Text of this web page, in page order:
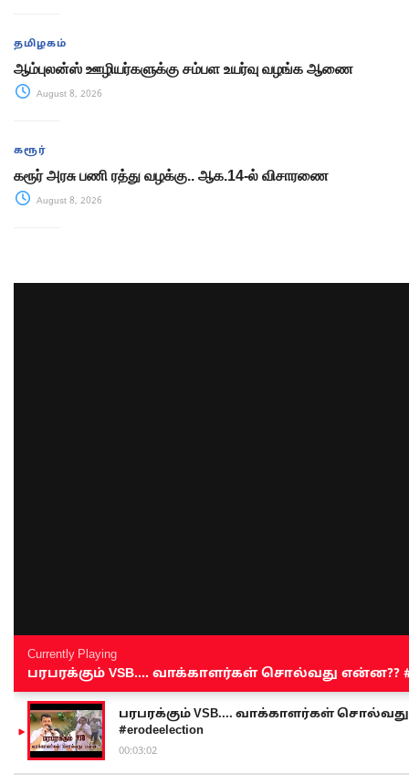
தமிழகம்
ஆம்புலன்ஸ் ஊழியர்களுக்கு சம்பள உயர்வு வழங்க ஆணை
August 8, 2026
கரூர்
கரூர் அரசு பணி ரத்து வழக்கு.. ஆக.14-ல் விசாரணை
August 8, 2026
Currently Playing
பரபரக்கும் VSB.... வாக்காளர்கள் சொல்வது என்ன??
பரபரக்கும் VSB.... வாக்காளர்கள் சொல்வது
#erodeelection
00:03:02